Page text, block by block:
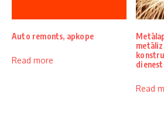
Auto remonts, apkope
Read more
Read